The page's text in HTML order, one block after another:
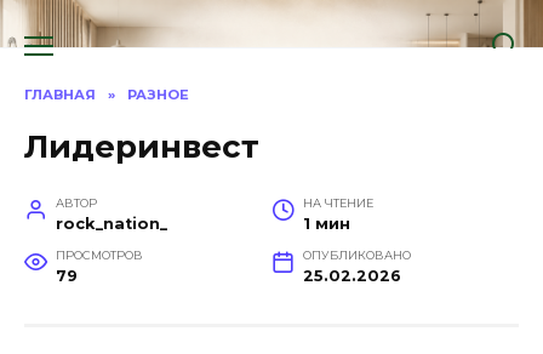
Перейти
к
ГЛАВНАЯ » РАЗНОЕ
Лидеринвест
АВТОР
rock_nation_
НА ЧТЕНИЕ
1 мин
ПРОСМОТРОВ
79
ОПУБЛИКОВАНО
25.02.2026